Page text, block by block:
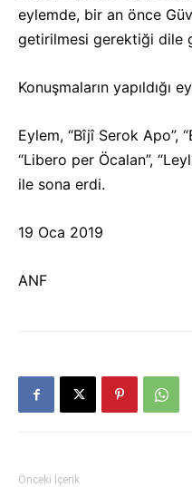
eylemde, bir an önce
getirilmesi gerektiği dile
Konuşmaların yapıldığı
Eylem, “Bîjî Serok Apo”,
“Libero per Öcalan”,
ile sona erdi.
19 Oca 2019
ANF
Önceki İçerik